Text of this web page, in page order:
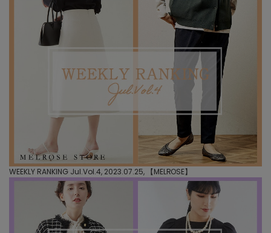
WEEKLY RANKING Jul.Vol.4, 2023.07.25, 【MELROSE】